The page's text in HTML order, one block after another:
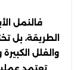
فالنمل
الطريقة، بل
والفلل